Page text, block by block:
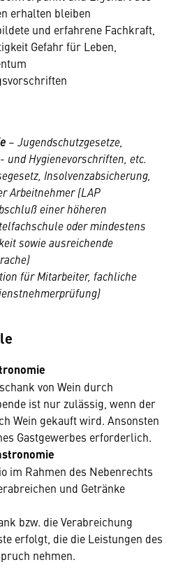
erhalten bleiben
und erfahrene Fachkraft,
Gefahr für Leben,
– Jugendschutzgesetze,
und Hygienevorschriften, etc.
Insolvenzabsicherung,
Arbeitnehmer (LAP
einer höheren
oder mindestens
sowie ausreichende
für Mitarbeiter, fachliche
von Wein durch
ist nur zulässig, wenn der
Wein gekauft wird. Ansonsten
Gastgewerbes erforderlich.
im Rahmen des Nebenrechts
und Getränke
bzw. die Verabreichung
erfolgt, die die Leistungen des
nehmen.